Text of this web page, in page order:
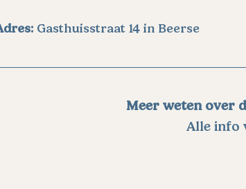
Gasthuisstraat 14 in Beerse
Meer weten over
Alle info